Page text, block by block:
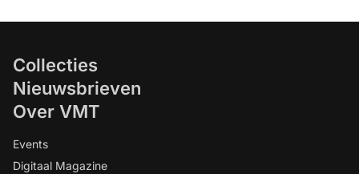
Collecties
Nieuwsbrieven
Over VMT
Events
Digitaal Magazine